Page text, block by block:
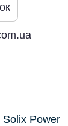
Solix Power